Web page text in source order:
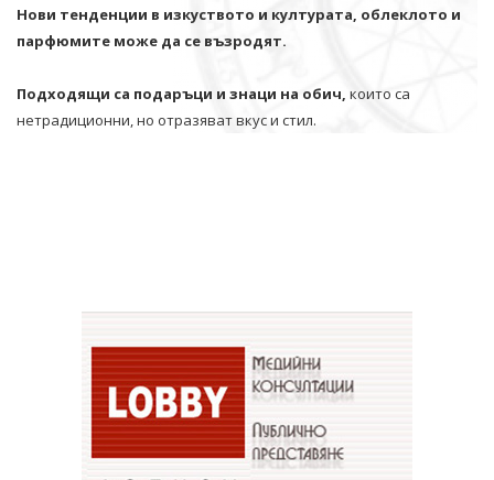
Нови тенденции в изкуството и културата, облеклото и
парфюмите може да се възродят.
Подходящи са подаръци и знаци на обич, които са
нетрадиционни, но отразяват вкус и стил.